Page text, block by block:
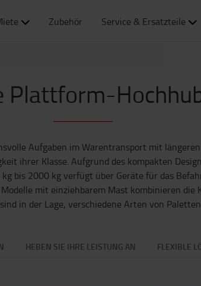
Zubehör Service & Ersatzteile
Plattform-
Aufgaben im Warentransport mit
ihrer Klasse. Aufgrund des kompakten
bis 2000 kg verfügt über Geräte für das
mit einziehbarem Mast kombinieren
in der Lage, verschiedene Arten von
HEBEN SIE IHRE LEISTUNG AN FLEXIBLE